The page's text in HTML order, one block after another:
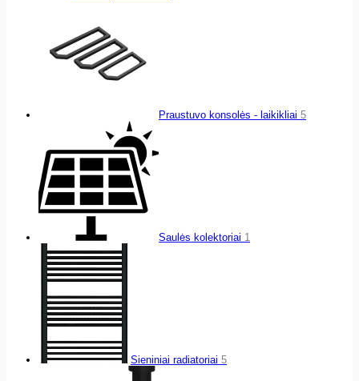
Praustuvo konsolės - laikikliai 5
Saulės kolektoriai 1
Sieniniai radiatoriai 5